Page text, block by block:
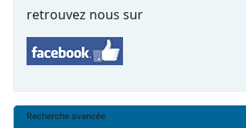
retrouvez nous sur
Recherche avancée